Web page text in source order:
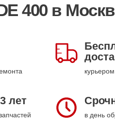
400 в
лет
в день